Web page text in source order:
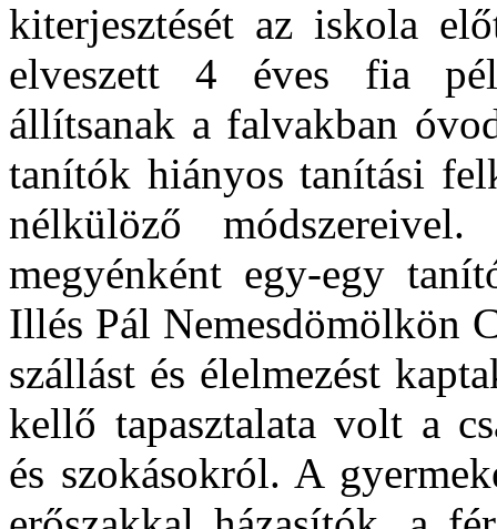
kiterjesztését az iskola
elveszett 4 éves fia
állítsanak a falvakban
tanítók hiányos tanítási
nélkülöző
megyénként egy-egy
Illés Pál Nemesdömölkön
szállást és élelmezést
kellő tapasztalata volt a
és szokásokról. A